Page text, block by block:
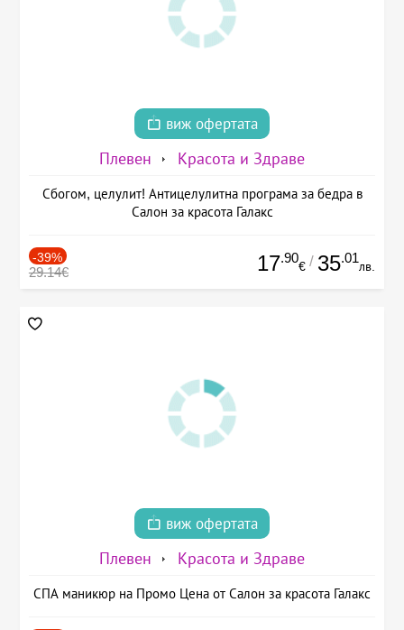
виж офертата
Плевен Красота и Здраве
Сбогом, целулит! Антицелулитна програма за бедра в
Салон за красота Галакс
-39%
29.14€ 17.90
€ / 35.01
лв.
виж офертата
Плевен Красота и Здраве
СПА маникюр на Промо Цена от Салон за красота Галакс